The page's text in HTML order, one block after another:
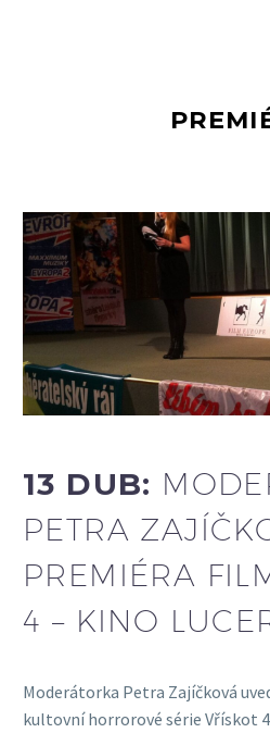
13 DUB:
PETRA
PREMIÉRA
4 – KINO
Moderátorka Petra Zajíčková
kultovní horrorové série Vřískot